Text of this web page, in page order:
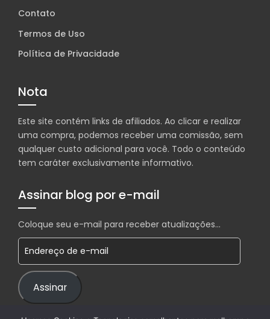
Contato
Termos de Uso
Política de Privacidade
Nota
Este site contém links de afiliados. Ao clicar e realizar
uma compra, podemos receber uma comissão, sem
qualquer custo adicional para você. Todo o conteúdo
tem caráter exclusivamente informativo.
Assinar blog por e-mail
Coloque seu e-mail para receber atualizações...
Endereço de e-mail
Assinar